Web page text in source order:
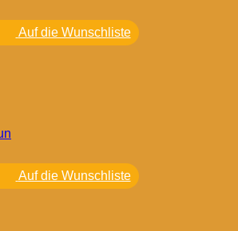
Auf die Wunschliste
Auf die Wunschliste